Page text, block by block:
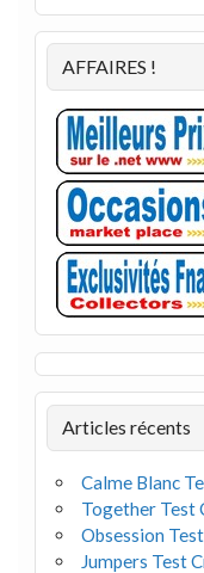
AFFAIRES !
Articles récents
Calme Blanc
Together Test
Obsession
Jumpers Test